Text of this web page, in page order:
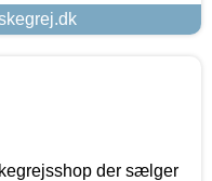
der sælger